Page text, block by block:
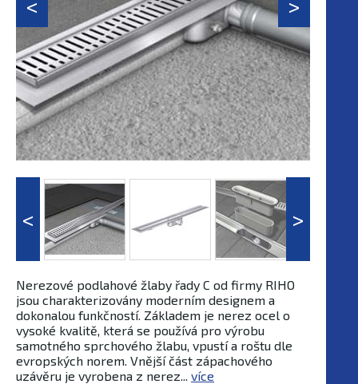
Nerezové podlahové žlaby řady C od firmy RIHO
jsou charakterizovány moderním designem a
dokonalou funkčností. Základem je nerez ocel o
vysoké kvalitě, která se používá pro výrobu
samotného sprchového žlabu, vpustí a roštu dle
evropských norem. Vnější část zápachového
uzávěru je vyrobena z nerez... více